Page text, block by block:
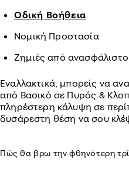
Οδική Βοήθεια
Νομική Προστασία
Ζημιές από ανασφάλιστο
Εναλλακτικά, μπορείς να
από Βασικό σε Πυρός &
πληρέστερη κάλυψη σε
δυσάρεστη θέση να σου
Πώς θα βρω την φθηνότερη